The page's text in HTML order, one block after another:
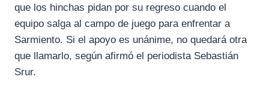
que los hinchas pidan por su regreso cuando el
equipo salga al campo de juego para enfrentar a
Sarmiento. Si el apoyo es unánime, no quedará otra
que llamarlo, según afirmó el periodista Sebastián
Srur.